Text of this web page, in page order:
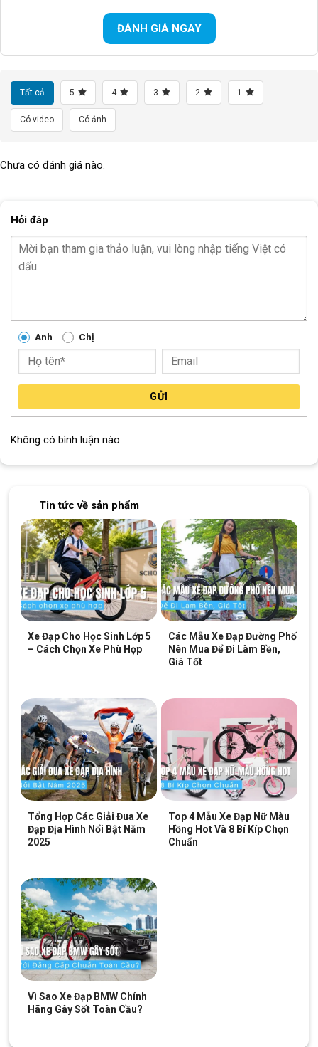
ĐÁNH GIÁ NGAY
Tất cả 5 4 3 2 1
Có video Có ảnh
Chưa có đánh giá nào.
Hỏi đáp
Anh Chị
GỬI
Không có bình luận nào
Tin tức về sản phẩm
Xe Đạp Cho Học Sinh Lớp 5
– Cách Chọn Xe Phù Hợp
Các Mẫu Xe Đạp Đường Phố
Nên Mua Để Đi Làm Bền,
Giá Tốt
Tổng Hợp Các Giải Đua Xe
Đạp Địa Hình Nổi Bật Năm
2025
Top 4 Mẫu Xe Đạp Nữ Màu
Hồng Hot Và 8 Bí Kíp Chọn
Chuẩn
Vì Sao Xe Đạp BMW Chính
Hãng Gây Sốt Toàn Cầu?